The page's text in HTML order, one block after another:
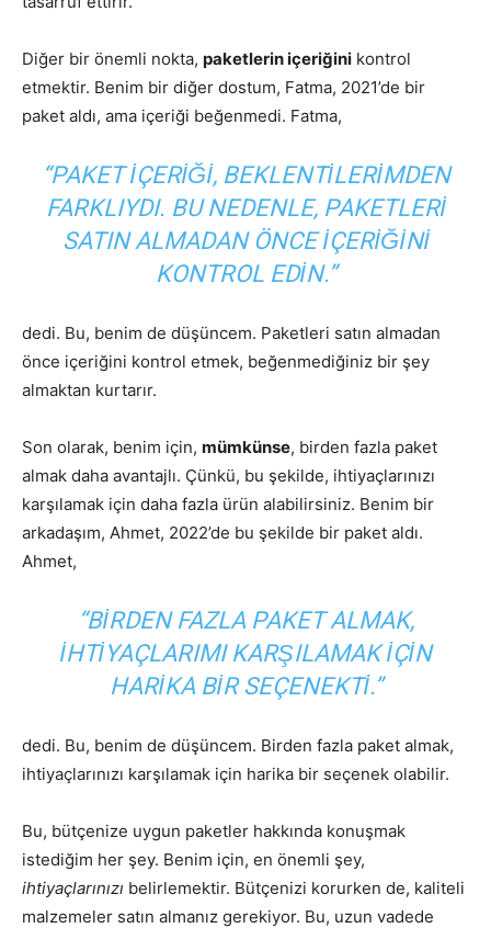
Diğer bir önemli nokta, paketlerin içeriğini kontrol
etmektir. Benim bir diğer dostum, Fatma, 2021’de bir
paket aldı, ama içeriği beğenmedi. Fatma,
“PAKET IÇERIĞI, BEKLENTILERIMDEN
FARKLIYDI. BU NEDENLE, PAKETLERI
SATIN ALMADAN ÖNCE IÇERIĞINI
KONTROL EDIN.”
dedi. Bu, benim de düşüncem. Paketleri satın almadan
önce içeriğini kontrol etmek, beğenmediğiniz bir şey
almaktan kurtarır.
Son olarak, benim için, mümkünse, birden fazla paket
almak daha avantajlı. Çünkü, bu şekilde, ihtiyaçlarınızı
karşılamak için daha fazla ürün alabilirsiniz. Benim bir
arkadaşım, Ahmet, 2022’de bu şekilde bir paket aldı.
Ahmet,
“BIRDEN FAZLA PAKET ALMAK,
IHTIYAÇLARIMI KARŞILAMAK IÇIN
HARIKA BIR SEÇENEKTI.”
dedi. Bu, benim de düşüncem. Birden fazla paket almak,
ihtiyaçlarınızı karşılamak için harika bir seçenek olabilir.
Bu, bütçenize uygun paketler hakkında konuşmak
istediğim her şey. Benim için, en önemli şey,
ihtiyaçlarınızı belirlemektir. Bütçenizi korurken de, kaliteli
malzemeler satın almanız gerekiyor. Bu, uzun vadede